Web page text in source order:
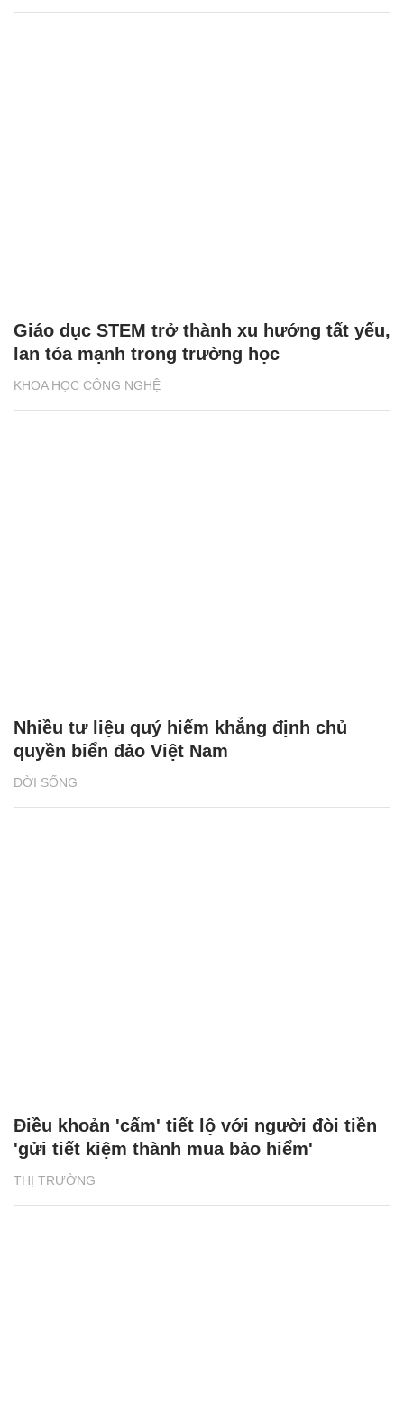
KHOA HỌC CÔNG NGHỆ
Giáo dục STEM trở thành xu hướng tất yếu,
lan tỏa mạnh trong trường học
ĐỜI SỐNG
Nhiều tư liệu quý hiếm khẳng định chủ
quyền biển đảo Việt Nam
THỊ TRƯỜNG
Điều khoản 'cấm' tiết lộ với người đòi tiền
'gửi tiết kiệm thành mua bảo hiểm'